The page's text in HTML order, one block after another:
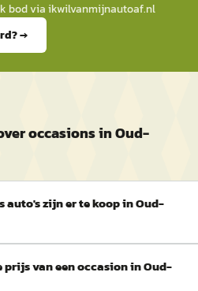
bod viaikwilvanmijnautoaf.nl
→
occasions in Oud-
auto's zijn er te koop in Oud-
prijs van een occasion in Oud-